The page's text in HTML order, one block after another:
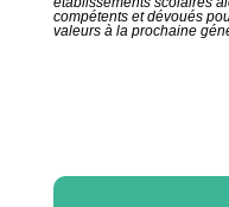
compétents et dévoués
valeurs à la prochaine